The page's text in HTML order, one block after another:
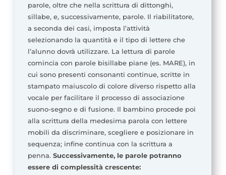
parole, oltre che nella scrittura di dittonghi,
sillabe, e, successivamente, parole. Il riabilitatore,
a seconda dei casi, imposta l’attività
selezionando la quantità e il tipo di lettere che
l’alunno dovrà utilizzare. La lettura di parole
comincia con parole bisillabe piane (es. MARE), in
cui sono presenti consonanti continue, scritte in
stampato maiuscolo di colore diverso rispetto alla
vocale per facilitare il processo di associazione
suono-segno e di fusione. Il bambino procede poi
alla scrittura della medesima parola con lettere
mobili da discriminare, scegliere e posizionare in
sequenza; infine continua con la scrittura a
penna. Successivamente, le parole potranno
essere di complessità crescente: